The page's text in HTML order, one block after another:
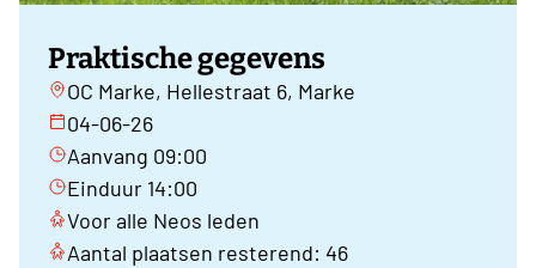
Praktische gegevens
OC Marke, Hellestraat 6, Marke
04-06-26
Aanvang 09:00
Einduur 14:00
Voor alle Neos leden
Aantal plaatsen resterend: 46